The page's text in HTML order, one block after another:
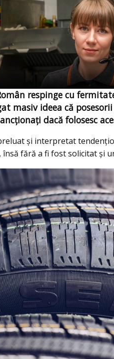
respinge cu
masiv ideea că
dacă folosesc
și interpretat
fără a fi fost solicitat și